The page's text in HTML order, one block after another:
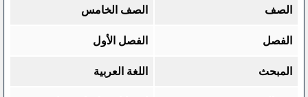
الصف الصف الخامس
الفصل الفصل الأول
المبحث اللغة العربية